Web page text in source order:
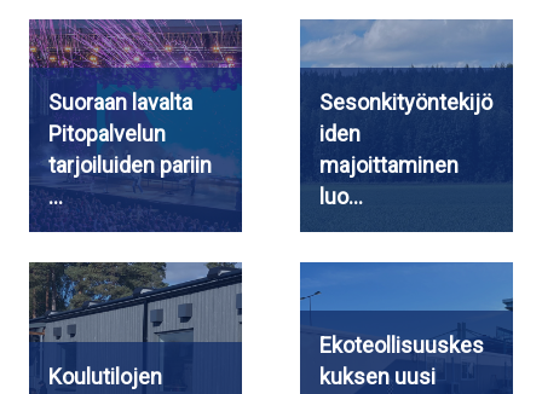
Suoraan lavalta
Pitopalvelun
tarjoiluiden pariin
…
Sesonkityöntekijö
iden
majoittaminen
luo…
Koulutilojen
Ekoteollisuuskes
kuksen uusi